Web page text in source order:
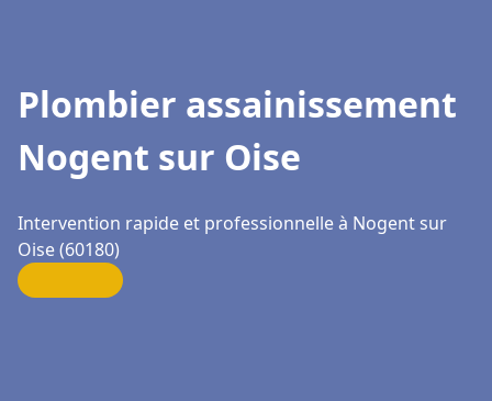
Plombier assainissement
Nogent sur Oise
Intervention rapide et professionnelle à Nogent sur
Oise (60180)